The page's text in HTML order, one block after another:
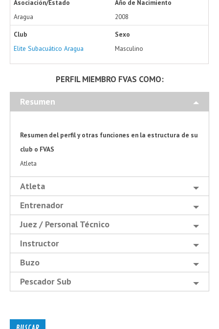
Asociación/Estado
Aragua
Año de Nacimiento
2008
Club
Elite Subacuático Aragua
Sexo
Masculino
PERFIL MIEMBRO FVAS COMO:
Resumen
Resumen del perfil y otras funciones en la estructura de su
club o FVAS
Atleta
Atleta
Entrenador
Juez / Personal Técnico
Instructor
Buzo
Pescador Sub